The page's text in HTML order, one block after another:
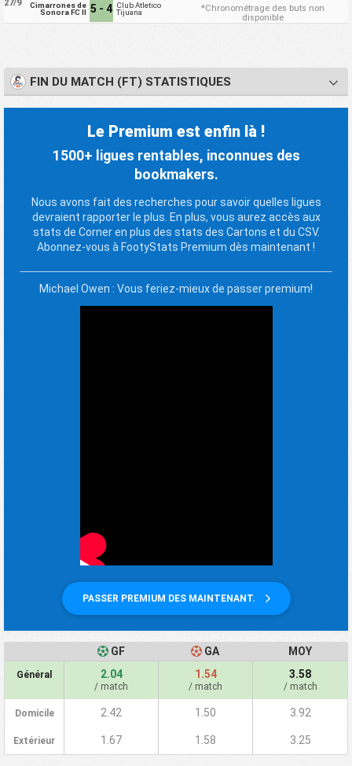
27/9
Cimarrones de
Sonora FC II 5 - 4 Club Atletico
Tijuana
*Chronométrage des buts non
disponible
FIN DU MATCH (FT) STATISTIQUES
Le Premium est enfin là !
1500+ ligues rentables, inconnues des
bookmakers.
Nous avons fait des recherches pour savoir quelles ligues
devraient rapporter le plus. En plus, vous aurez accès aux
stats de Corner en plus des stats des Cartons et du CSV.
Abonnez-vous à FootyStats Premium dès maintenant !
PASSER PREMIUM DES MAINTENANT.
Michael Owen : Vous feriez-mieux de passer premium!
GF GA MOY
Général 2.04
/ match
1.54
/ match
3.58
/ match
Domicile 2.42 1.50 3.92
Extérieur 1.67 1.58 3.25